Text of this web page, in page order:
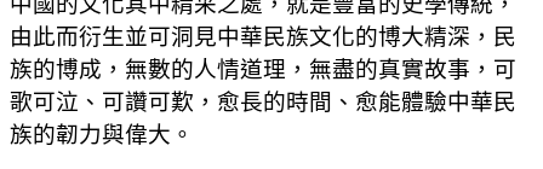
由此而衍生並可洞見中華民族文化的博大精深，民
族的博成，無數的人情道理，無盡的真實故事，可
歌可泣、可讚可歎，愈長的時間、愈能體驗中華民
族的韌力與偉大。